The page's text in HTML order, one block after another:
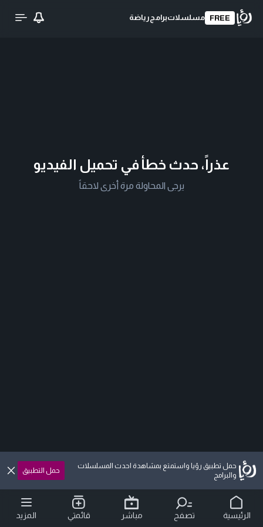
FREE مسلسلاتبرامج رياضة
عذراً، حدث خطأ في تحميل الفيديو
يرجى المحاولة مرة أخرى لاحقاً
حمل تطبيق رؤيا واستمتع بمشاهدة احدث المسلسلات
والبرامج
حمل التطبيق
الرئيسية تصفح مباشر قائمتي المزيد